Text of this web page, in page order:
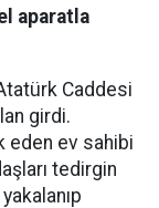
aparatla
Caddesi
girdi.
eden ev sahibi
tedirgin